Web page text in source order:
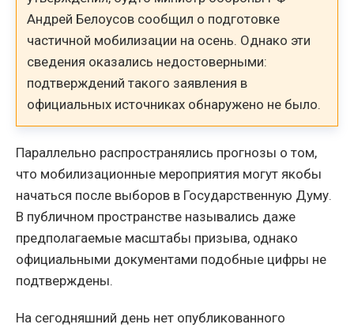
Андрей Белоусов сообщил о подготовке
частичной мобилизации на осень. Однако эти
сведения оказались недостоверными:
подтверждений такого заявления в
официальных источниках обнаружено не было.
Параллельно распространялись прогнозы о том,
что мобилизационные мероприятия могут якобы
начаться после выборов в Государственную Думу.
В публичном пространстве назывались даже
предполагаемые масштабы призыва, однако
официальными документами подобные цифры не
подтверждены.
На сегодняшний день нет опубликованного